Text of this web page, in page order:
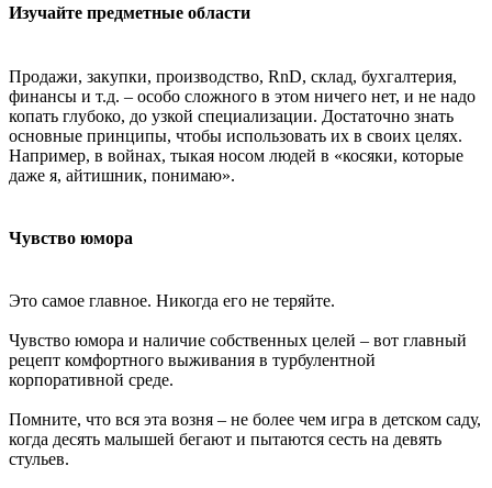
Изучайте предметные области
Продажи, закупки, производство, RnD, склад, бухгалтерия,
финансы и т.д. – особо сложного в этом ничего нет, и не надо
копать глубоко, до узкой специализации. Достаточно знать
основные принципы, чтобы использовать их в своих целях.
Например, в войнах, тыкая носом людей в «косяки, которые
даже я, айтишник, понимаю».
Чувство юмора
Это самое главное. Никогда его не теряйте.
Чувство юмора и наличие собственных целей – вот главный
рецепт комфортного выживания в турбулентной
корпоративной среде.
Помните, что вся эта возня – не более чем игра в детском саду,
когда десять малышей бегают и пытаются сесть на девять
стульев.